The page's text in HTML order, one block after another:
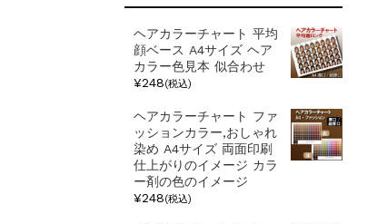
ー
ヘアカラーチャート 平均
顔ベース A4サイズ ヘア
カラー色見本 似合わせ
¥248(税込)
ヘアカラーチャート ファ
ッションカラー,おしゃれ
染め A4サイズ 両面印刷
仕上がりのイメージ カラ
ー剤の色のイメージ
¥248(税込)